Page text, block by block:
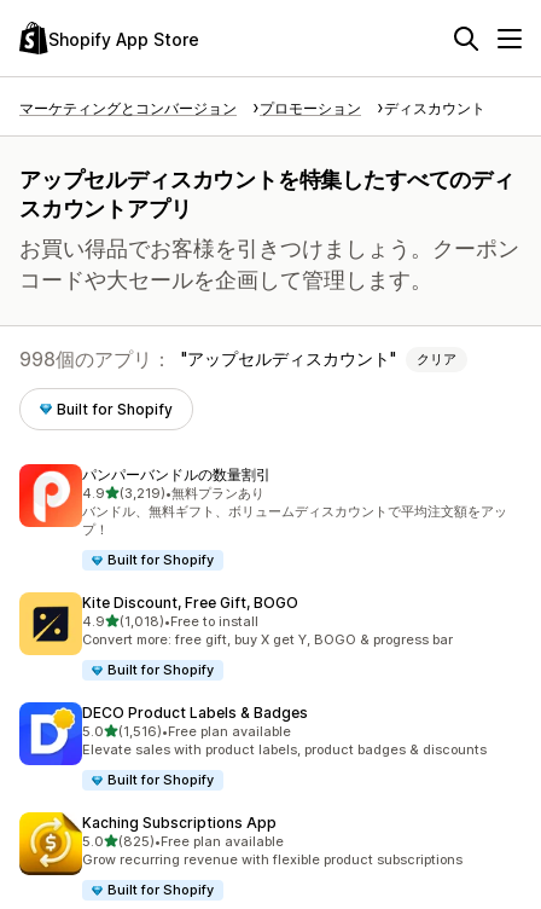
Shopify App Store
マーケティングとコンバージョン プロモーション ディスカウント
アップセルディスカウントを特集したすべてのディ
スカウントアプリ
お買い得品でお客様を引きつけましょう。クーポン
コードや大セールを企画して管理します。
998個のアプリ： アップセルディスカウント クリア
Built for Shopify
パンパーバンドルの数量割引
4.95つ星中
(3,219)
合計レビュー数：3219件
•無料プランあり
バンドル、無料ギフト、ボリュームディスカウントで平均注文額をアッ
プ！
Built for Shopify
Kite Discount, Free Gift, BOGO
4.95つ星中
(1,018)
合計レビュー数：1018件
•Free to install
Convert more: free gift, buy X get Y, BOGO & progress bar
Built for Shopify
DECO Product Labels & Badges
5.05つ星中
(1,516)
合計レビュー数：1516件
•Free plan available
Elevate sales with product labels, product badges & discounts
Built for Shopify
Kaching Subscriptions App
5.05つ星中
(825)
合計レビュー数：825件
•Free plan available
Grow recurring revenue with flexible product subscriptions
Built for Shopify